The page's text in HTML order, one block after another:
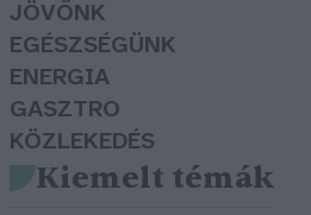
JÖVŐNK
EGÉSZSÉGÜNK
ENERGIA
GASZTRO
KÖZLEKEDÉS
Kiemelt témák